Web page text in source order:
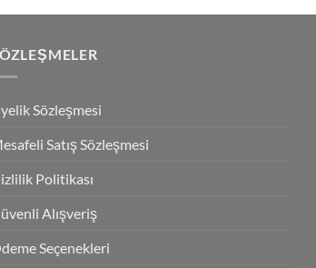
Sözleşmesi
Satış Sözleşmesi
Politikası
Alışveriş
Seçenekleri